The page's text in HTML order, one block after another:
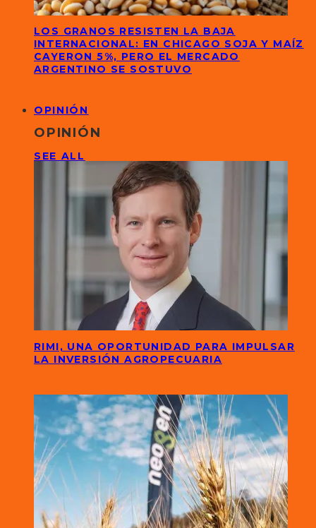
LOS GRANOS RESISTEN LA BAJA
INTERNACIONAL: EN CHICAGO SOJA Y MAÍZ
CAYERON 5%, PERO EL MERCADO
ARGENTINO SE SOSTUVO
OPINIÓN
OPINIÓN
SEE ALL
RIMI, UNA OPORTUNIDAD PARA IMPULSAR
LA INVERSIÓN AGROPECUARIA